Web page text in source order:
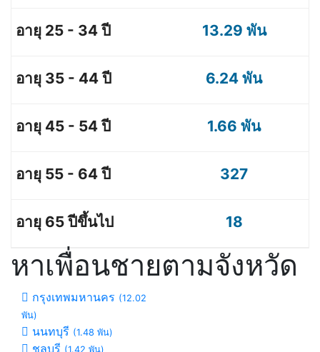
13.29 พัน
6.24 พัน
1.66 พัน
327
18
หาเพื่อนชายตามจังหวัด
กรุงเทพมหานคร (12.02
พัน)
นนทบุรี (1.48 พัน)
ชลบุรี (1.42 พัน)